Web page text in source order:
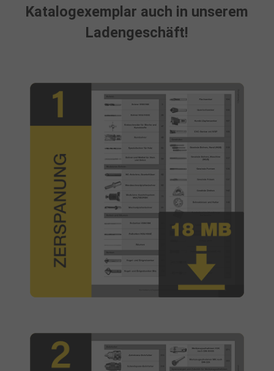
Katalogexemplar auch in unserem
Ladengeschäft!